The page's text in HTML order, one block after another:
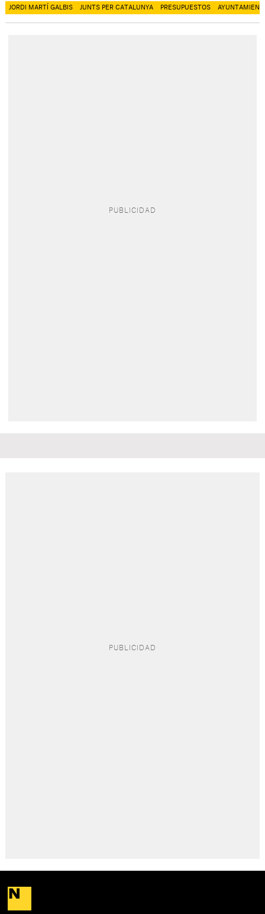
JORDI MARTÍ GALBIS JUNTS PER CATALUNYA PRESUPUESTOS